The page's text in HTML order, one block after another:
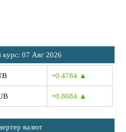
07 Авг 2026
+0.4784 ▲
+0.8684 ▲
валют